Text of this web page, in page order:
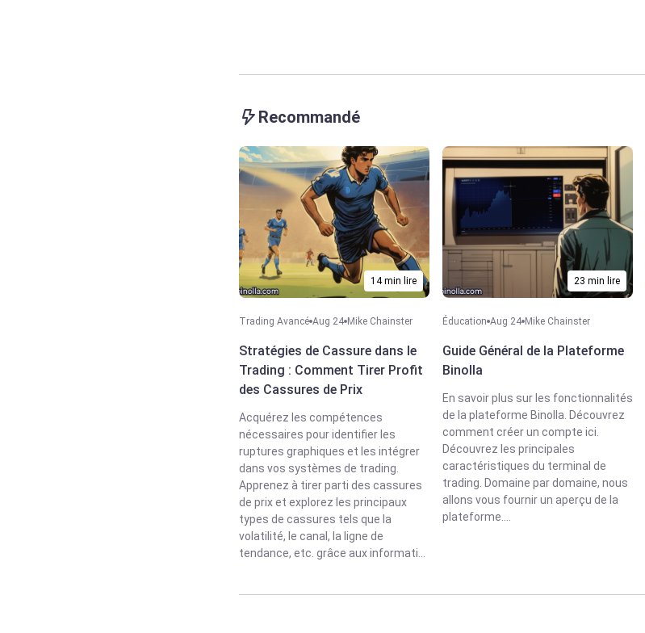
Recommandé
14 min lire
Trading Avancé Aug 24 Mike Chainster
Stratégies de Cassure dans le
Trading : Comment Tirer Profit
des Cassures de Prix
Acquérez les compétences
nécessaires pour identifier les
ruptures graphiques et les intégrer
dans vos systèmes de trading.
Apprenez à tirer parti des cassures
de prix et explorez les principaux
types de cassures tels que la
volatilité, le canal, la ligne de
tendance, etc. grâce aux informati...
23 min lire
Éducation Aug 24 Mike Chainster
Guide Général de la Plateforme
Binolla
En savoir plus sur les fonctionnalités
de la plateforme Binolla. Découvrez
comment créer un compte ici.
Découvrez les principales
caractéristiques du terminal de
trading. Domaine par domaine, nous
allons vous fournir un aperçu de la
plateforme....